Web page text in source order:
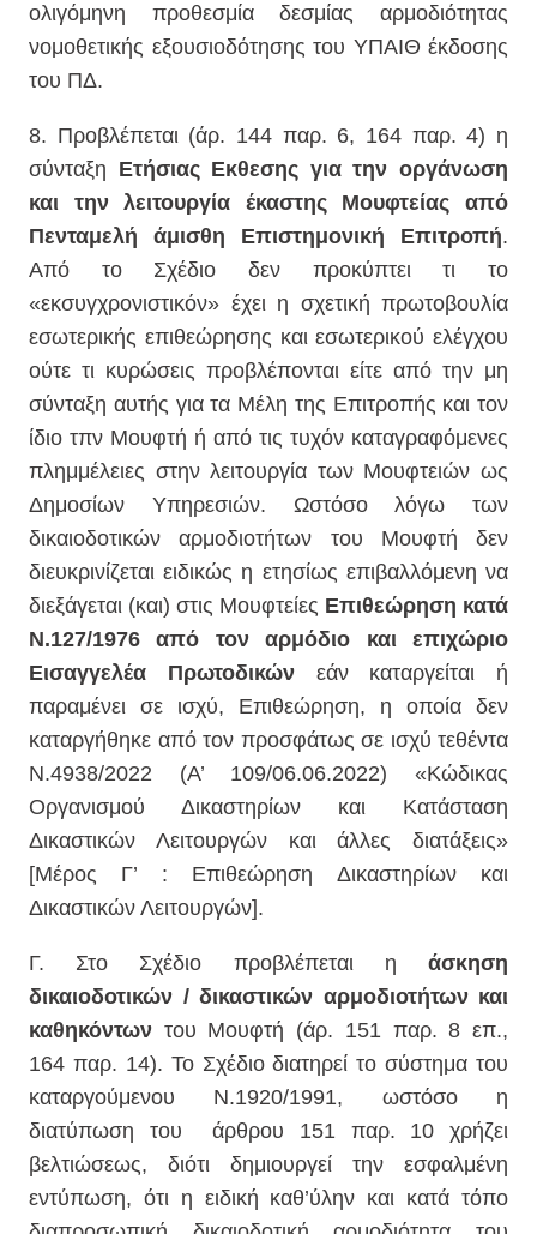
ολιγόμηνη προθεσμία δεσμίας αρμοδιότητας
νομοθετικής εξουσιοδότησης του ΥΠΑΙΘ έκδοσης
του ΠΔ.
8. Προβλέπεται (άρ. 144 παρ. 6, 164 παρ. 4) η
σύνταξη Ετήσιας Εκθεσης για την οργάνωση
και την λειτουργία έκαστης Μουφτείας από
Πενταμελή άμισθη Επιστημονική Επιτροπή.
Από το Σχέδιο δεν προκύπτει τι το
«εκσυγχρονιστικόν» έχει η σχετική πρωτοβουλία
εσωτερικής επιθεώρησης και εσωτερικού ελέγχου
ούτε τι κυρώσεις προβλέπονται είτε από την μη
σύνταξη αυτής για τα Μέλη της Επιτροπής και τον
ίδιο τπν Μουφτή ή από τις τυχόν καταγραφόμενες
πλημμέλειες στην λειτουργία των Μουφτειών ως
Δημοσίων Υπηρεσιών. Ωστόσο λόγω των
δικαιοδοτικών αρμοδιοτήτων του Μουφτή δεν
διευκρινίζεται ειδικώς η ετησίως επιβαλλόμενη να
διεξάγεται (και) στις Μουφτείες Επιθεώρηση κατά
Ν.127/1976 από τον αρμόδιο και επιχώριο
Εισαγγελέα Πρωτοδικών εάν καταργείται ή
παραμένει σε ισχύ, Επιθεώρηση, η οποία δεν
καταργήθηκε από τον προσφάτως σε ισχύ τεθέντα
Ν.4938/2022 (Α’ 109/06.06.2022) «Κώδικας
Οργανισμού Δικαστηρίων και Κατάσταση
Δικαστικών Λειτουργών και άλλες διατάξεις»
[Μέρος Γ’ : Επιθεώρηση Δικαστηρίων και
Δικαστικών Λειτουργών].
Γ. Στο Σχέδιο προβλέπεται η άσκηση
δικαιοδοτικών / δικαστικών αρμοδιοτήτων και
καθηκόντων του Μουφτή (άρ. 151 παρ. 8 επ.,
164 παρ. 14). Το Σχέδιο διατηρεί το σύστημα του
καταργούμενου Ν.1920/1991, ωστόσο η
διατύπωση του άρθρου 151 παρ. 10 χρήζει
βελτιώσεως, διότι δημιουργεί την εσφαλμένη
εντύπωση, ότι η ειδική καθ’ύλην και κατά τόπο